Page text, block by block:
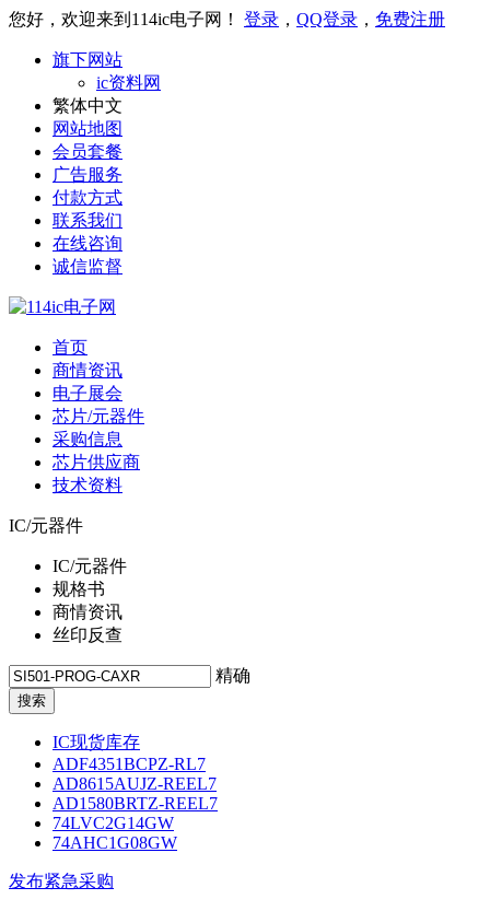
您好，欢迎来到114ic电子网！ 登录 ， QQ登录 ， 免费注册
旗下网站
ic资料网
繁体中文
网站地图
会员套餐
广告服务
付款方式
联系我们
在线咨询
诚信监督
首页
商情资讯
电子展会
芯片/元器件
采购信息
芯片供应商
技术资料
IC/元器件
IC/元器件
规格书
商情资讯
丝印反查
精确
IC现货库存
ADF4351BCPZ-RL7
AD8615AUJZ-REEL7
AD1580BRTZ-REEL7
74LVC2G14GW
74AHC1G08GW
发布紧急采购